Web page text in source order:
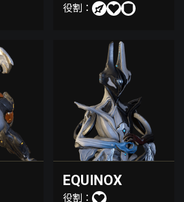
役割：
EQUINOX
役割：